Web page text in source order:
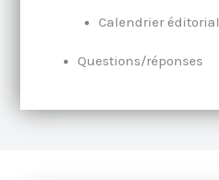
Calendrier éditorial
Questions/réponses